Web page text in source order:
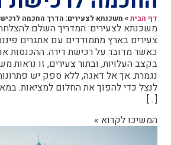
דף הבית» משכנתא לצעירים: הדרך החכמה
משכנתא לצעירים: המדריך השלם להצלחה
צעירים בארץ מתמודדים עם אתגרים
כאשר מדובר על רכישת דירה. ההכנסות
בקצב העלויות, ובתור צעירים, זו נראות
נגמרת. אך אל דאגה, ללא ספק יש
לנצל כדי להפוך את החלום למציאות.
[…]
המשיכו לקרוא »